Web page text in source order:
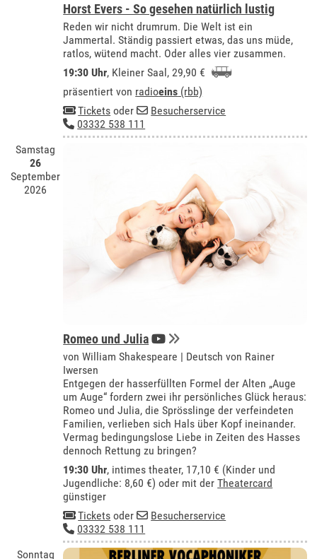
Horst Evers - So gesehen natürlich lustig
Reden wir nicht drumrum. Die Welt ist ein
Jammertal. Ständig passiert etwas, das uns müde,
ratlos, wütend macht. Oder alles vier zusammen.
19:30 Uhr, Kleiner Saal, 29,90 €
präsentiert von radioeins (rbb)
Tickets oder
Besucherservice
03332 538 111
Samstag
26
September
2026
Romeo und Julia
von William Shakespeare | Deutsch von Rainer
Iwersen
Entgegen der hasserfüllten Formel der Alten „Auge
um Auge“ fordern zwei ihr persönliches Glück heraus:
Romeo und Julia, die Sprösslinge der verfeindeten
Familien, verlieben sich Hals über Kopf ineinander.
Vermag bedingungslose Liebe in Zeiten des Hasses
dennoch Rettung zu bringen?
19:30 Uhr, intimes theater, 17,10 € (Kinder und
Jugendliche: 8,60 €) oder mit derTheatercard
günstiger
Tickets oder
Besucherservice
03332 538 111
Sonntag